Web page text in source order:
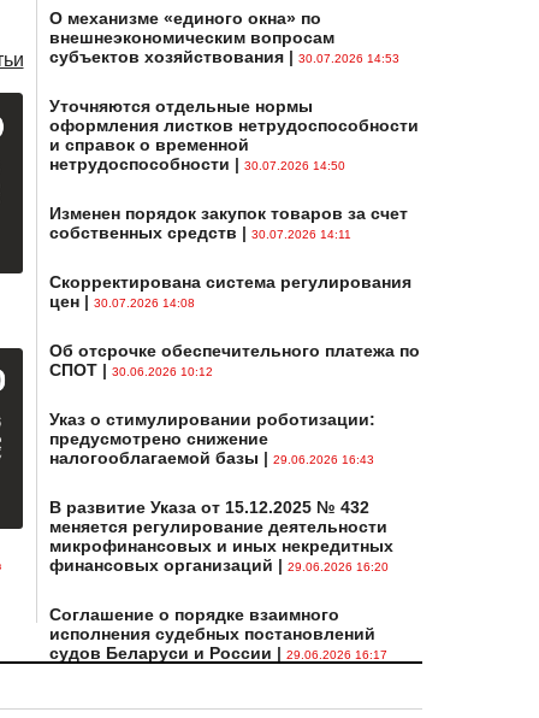
О механизме «единого окна» по
внешнеэкономическим вопросам
субъектов хозяйствования| 30.07.2026 14:53
Уточняются отдельные нормы
оформления листков нетрудоспособности
и справок о временной
нетрудоспособности | 30.07.2026 14:50
Изменен порядок закупок товаров за счет
собственных средств | 30.07.2026 14:11
Скорректирована система регулирования
цен| 30.07.2026 14:08
Об отсрочке обеспечительного платежа по
СПОТ| 30.06.2026 10:12
Указ о стимулировании роботизации:
предусмотрено снижение
налогооблагаемой базы | 29.06.2026 16:43
В развитие Указа от 15.12.2025 № 432
меняется регулирование деятельности
микрофинансовых и иных некредитных
финансовых организаций | 29.06.2026 16:20
Соглашение о порядке взаимного
исполнения судебных постановлений
судов Беларуси и России | 29.06.2026 16:17